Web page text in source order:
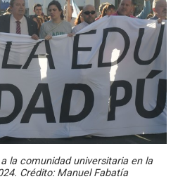
la comunidad universitaria en la
Crédito: Manuel Fabatía